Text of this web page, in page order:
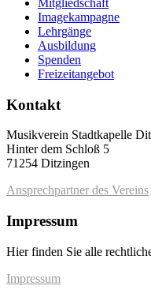
Imagekampagne
Lehrgänge
Ausbildung
Spenden
Freizeitangebot
Kontakt
Musikverein Stadtkapelle
Hinter dem Schloß 5
71254 Ditzingen
Ansprechpartner des Vereins
Impressum
Hier finden Sie alle
Impressum